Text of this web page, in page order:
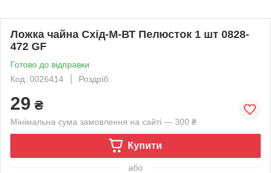
Ложка чайна Схід-М-ВТ Пелюсток 1 шт 0828-
472 GF
Готово до відправки
Код: 0026414
Роздріб
29 ₴
Мінімальна сума замовлення на сайті — 300 ₴
Купити
або